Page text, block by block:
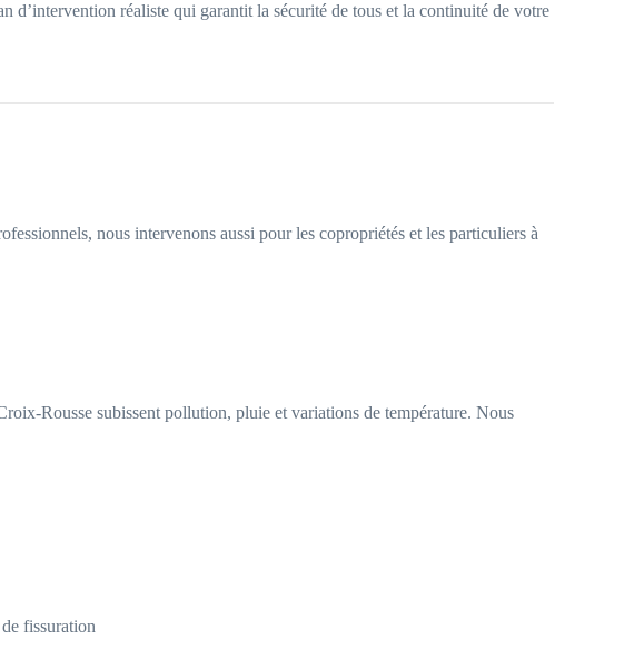
d’intervention réaliste qui garantit la sécurité de tous et la continuité de votre
nous intervenons aussi pour les copropriétés et les particuliers à
Rousse subissent pollution, pluie et variations de température. Nous
fissuration